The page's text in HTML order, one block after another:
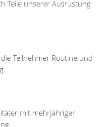
Teile unserer Ausrüstung
Teilnehmer Routine und
mit mehrjähriger